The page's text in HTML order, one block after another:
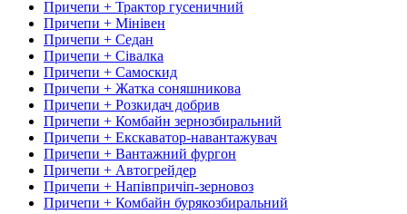
Причепи + Трактор гусеничний
Причепи + Мінівен
Причепи + Седан
Причепи + Сівалка
Причепи + Самоскид
Причепи + Жатка соняшникова
Причепи + Розкидач добрив
Причепи + Комбайн зернозбиральний
Причепи + Екскаватор-навантажувач
Причепи + Вантажний фургон
Причепи + Автогрейдер
Причепи + Напівпричіп-зерновоз
Причепи + Комбайн бурякозбиральний